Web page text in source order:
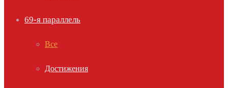
69-я параллель
Все
Достижения